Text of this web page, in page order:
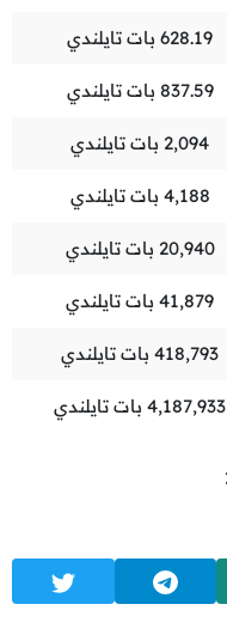
628.19 بات تايلندي
837.59 بات تايلندي
2,094 بات تايلندي
4,188 بات تايلندي
20,940 بات تايلندي
41,879 بات تايلندي
418,793 بات تايلندي
4,187,933 بات تايلندي